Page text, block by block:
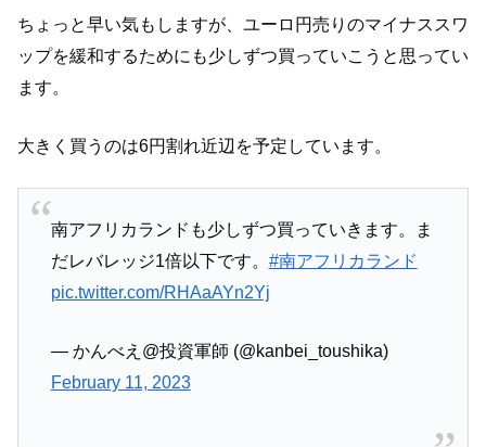
ちょっと早い気もしますが、ユーロ円売りのマイナススワ
ップを緩和するためにも少しずつ買っていこうと思ってい
ます。
大きく買うのは6円割れ近辺を予定しています。
南アフリカランドも少しずつ買っていきます。ま
だレバレッジ1倍以下です。 #南アフリカランド
pic.twitter.com/RHAaAYn2Yj
— かんべえ@投資軍師 (@kanbei_toushika)
February 11, 2023